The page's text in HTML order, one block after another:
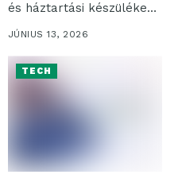
és háztartási készülékek
piacának egyik vezető
globális szereplője...
JÚNIUS 13, 2026
TECH